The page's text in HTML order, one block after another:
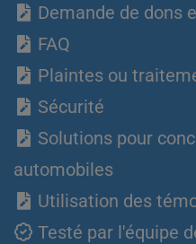
Demande de dons
FAQ
Plaintes ou
Sécurité
Solutions pour
automobiles
Utilisation des
Testé par l'équipe